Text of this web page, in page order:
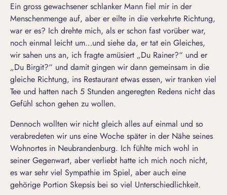
Ein gross gewachsener schlanker Mann fiel mir in der
Menschenmenge auf, aber er eilte in die verkehrte Richtung,
war er es? Ich drehte mich, als er schon fast vorüber war,
noch einmal leicht um…und siehe da, er tat ein Gleiches,
wir sahen uns an, ich fragte amüsiert „Du Rainer?“ und er
„Du Birgit?“ und damit gingen wir dann gemeinsam in die
gleiche Richtung, ins Restaurant etwas essen, wir tranken viel
Tee und hatten nach 5 Stunden angeregten Redens nicht das
Gefühl schon gehen zu wollen.
Dennoch wollten wir nicht gleich alles auf einmal und so
verabredeten wir uns eine Woche später in der Nähe seines
Wohnortes in Neubrandenburg. Ich fühlte mich wohl in
seiner Gegenwart, aber verliebt hatte ich mich noch nicht,
es war sehr viel Sympathie im Spiel, aber auch eine
gehörige Portion Skepsis bei so viel Unterschiedlichkeit.